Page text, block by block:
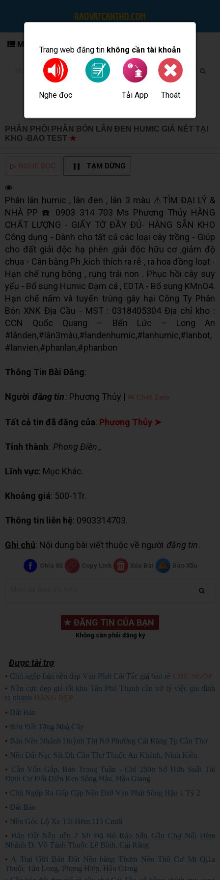
Trang web đăng tin không cần tài khoản
Nghe đọc Tải App Thoát
MENU
PHÂN PHỐI PHÂN BÓN LÂN ĐEN HUMIC GIÁ NÉT TẠI
KHO -BAO TEST ★
▷ TẠM DỪNG
Phân lân humic , lân đen , lân 3 màu ⚠️TÌM ĐẠI LÝ &
NHÀ PP ☎️ 0903 314 703 Ms Phương Thủy HÀNG
CHẤT LƯỢNG - GIẤY TỜ ĐẦY ĐỦ- HÀNG SẴN KHO
Công dụng - Dành cho tất cả các loại cây trồng - Giúp
cho đất giải độc hạ phèn ,giải độc hữu cơ ,giảm độ
chua - Cân bằng Ph ,kích thích ra rễ , ra hoa đồng loạt -
Hạn chế rụng bông , rụng trái non . Phục hồi cây suy
yếu - Bổ sung Humic Đạm cá , EDTA - Bổ sung KMnO4.
Hạn chế nấm và tuyến trùng gây hại Công Ty Phân
Bón XNK Địa Cầu - MST : 0318405304 Địa chỉ kho :
CCN Quốc Quang – Bến Lức – Long An
#lânden,#lân3màu,#landenhumic,#lanhumic,#lanbot,
#lanvien,#phanlan,#phanbon
Thông Tin Bài Đăng:
Người đăng tin: Phương Thủy |
Tất cả tin đã đăng của: Phương Thủy ➤
Tỉnh thành: Phong Điền,.
Lĩnh vực: Mục Khác.
Khoảng giá: 500-1Tr.
Thông tin liên hệ: 0903314703.
Ghi chú: Nội dung bài viết thuộc về người đăng tin.
Chia Sẻ Copy Link Xóa Bài Báo Xấu
★ ĐĂNG TIN CỦA BẠN
Không cần phải đăng ký
Được tài trợ
• Chủ ngộp bán nền đẹp Vạn Phát Cái Tắc giá bao rẻ
• Nền cực đẹp giá tốt khu Tân Phú Thạnh cần xử lý việc gia đình
ra nhanh
• Đất Bán
• Bán Đất Tặng Nhà Cây
• Bán Nền Nhánh Huỳnh Thị Nở Phường Cái Răng Tp Cần Thơ
• Nền Đất Nạc Sát Đh Cần Thơ Thuộc An Khánh, Ninh Kiều
• Cần Vốn Gấp, Bán Trong Tuần - Chỉ 250tr Sở Hữu Suất Tái
Định Cư Đối Diện Kcn Sông Hậu, Hậu Giang
• Chủ Ngộp Ra Gấp Cặp Nền Đs9 Vạn Phát Sông Hậu 1 Tỷ 2
• Đất Bán
• Nền Góc Lộ Xe Tải Hẽm 115 Cmt8
• Bán Đất Nền nền 2 Mt Đã Bó Rào Sẵn Gần Chợ Nổi Hẻm
Nhánh Đ. Võ Tánh Thuộc Lê Bình, Cái Răng
• A Trai Gửi Bán Đất Nền hàng Thơm Nền Thổ Cư Mt Ql1a
Thuộc Tân Long, Phụng Hiệp, Hậu Giang